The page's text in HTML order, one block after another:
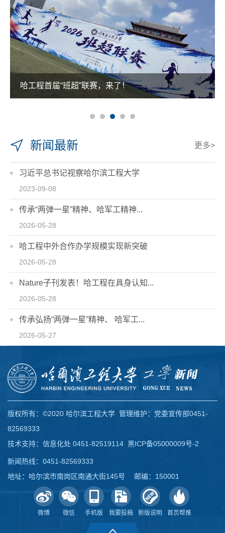
哈工程首届“班超”联赛，来了！
新闻最新 更多>
习近平总书记视察哈尔滨工程大学
2023-09-08
传承“两弹一星”精神、哈军工精神...
2026-05-28
哈工程中外合作办学规模实现新突破
2026-05-28
Nature子刊发表！哈工程在具身认知...
2026-05-28
传承弘扬“两弹一星”精神、 哈军工...
2026-05-27
版权所有：©2020 哈尔滨工程大学 管理维护：党委宣传部0451-
82569333
技术支持：信息化处 0451-82519114 黑ICP备05000009号-2
新闻热线：0451-82569333
地址：哈尔滨市南岗区南通大街145号 邮编：150001
微博 微信 手机版 我要投稿 新版说明 首页帮推